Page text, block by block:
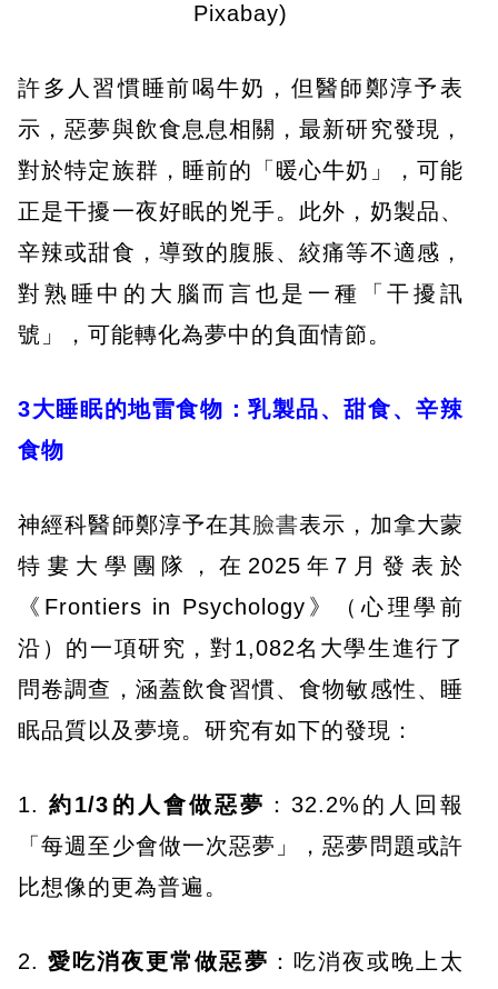
Pixabay)
許多人習慣睡前喝牛奶，但醫師鄭淳予表
示，惡夢與飲食息息相關，最新研究發現，
對於特定族群，睡前的「暖心牛奶」，可能
正是干擾一夜好眠的兇手。此外，奶製品、
辛辣或甜食，導致的腹脹、絞痛等不適感，
對熟睡中的大腦而言也是一種「干擾訊
號」，可能轉化為夢中的負面情節。
3大睡眠的地雷食物：乳製品、甜食、辛辣
食物
神經科醫師鄭淳予在其臉書表示，加拿大蒙
特婁大學團隊，在2025年7月發表於
《Frontiers in Psychology》（心理學前
沿）的一項研究，對1,082名大學生進行了
問卷調查，涵蓋飲食習慣、食物敏感性、睡
眠品質以及夢境。研究有如下的發現：
​​1.約1/3的人會做惡夢 ：32.2%的人回報
「每週至少會做一次惡夢」，惡夢問題或許
比想像的更為普遍。
2.愛吃消夜更常做惡夢 ：吃消夜或晚上太